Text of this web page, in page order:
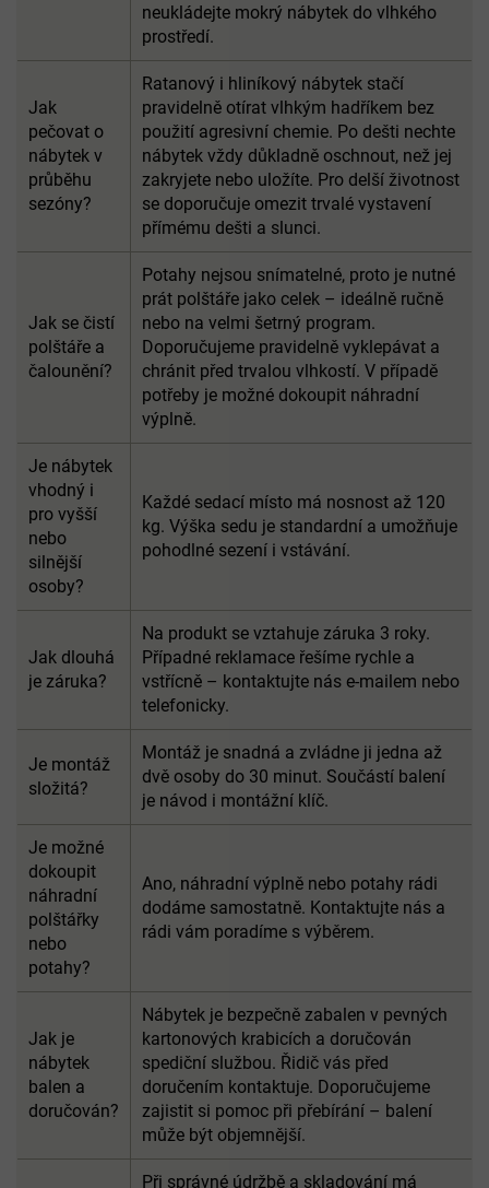
neukládejte mokrý nábytek do vlhkého
prostředí.
Jak
pečovat o
nábytek v
průběhu
sezóny?
Ratanový i hliníkový nábytek stačí
pravidelně otírat vlhkým hadříkem bez
použití agresivní chemie. Po dešti nechte
nábytek vždy důkladně oschnout, než jej
zakryjete nebo uložíte. Pro delší životnost
se doporučuje omezit trvalé vystavení
přímému dešti a slunci.
Jak se čistí
polštáře a
čalounění?
Potahy nejsou snímatelné, proto je nutné
prát polštáře jako celek – ideálně ručně
nebo na velmi šetrný program.
Doporučujeme pravidelně vyklepávat a
chránit před trvalou vlhkostí. V případě
potřeby je možné dokoupit náhradní
výplně.
Je nábytek
vhodný i
pro vyšší
nebo
silnější
osoby?
Každé sedací místo má nosnost až 120
kg. Výška sedu je standardní a umožňuje
pohodlné sezení i vstávání.
Jak dlouhá
je záruka?
Na produkt se vztahuje záruka 3 roky.
Případné reklamace řešíme rychle a
vstřícně – kontaktujte nás e-mailem nebo
telefonicky.
Je montáž
složitá?
Montáž je snadná a zvládne ji jedna až
dvě osoby do 30 minut. Součástí balení
je návod i montážní klíč.
Je možné
dokoupit
náhradní
polštářky
nebo
potahy?
Ano, náhradní výplně nebo potahy rádi
dodáme samostatně. Kontaktujte nás a
rádi vám poradíme s výběrem.
Jak je
nábytek
balen a
doručován?
Nábytek je bezpečně zabalen v pevných
kartonových krabicích a doručován
spediční službou. Řidič vás před
doručením kontaktuje. Doporučujeme
zajistit si pomoc při přebírání – balení
může být objemnější.
Při správné údržbě a skladování má